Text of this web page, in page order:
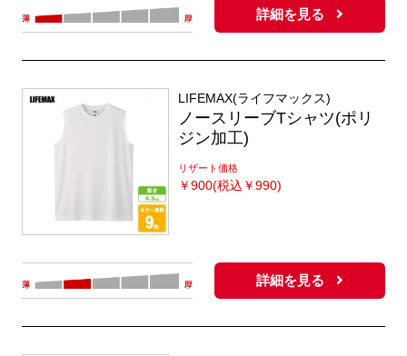
詳細を見る
LIFEMAX(ライフマックス)
ノースリーブTシャツ(ポリ
ジン加工)
リザート価格
￥900(税込￥990)
詳細を見る